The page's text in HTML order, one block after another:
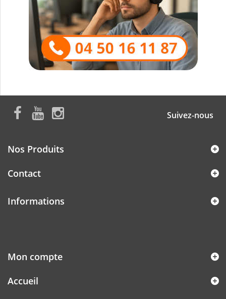
Suivez-nous
Nos Produits
Contact
Informations
Mon compte
Accueil